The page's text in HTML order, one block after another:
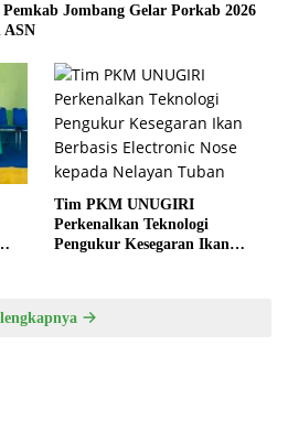
Jombang Gelar Porkab 2026
ASN
Tim PKM UNUGIRI
Perkenalkan Teknologi
Pengukur Kesegaran Ikan